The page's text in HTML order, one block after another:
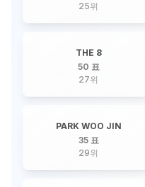
25위
THE 8
50 표
27위
PARK WOO JIN
35 표
29위